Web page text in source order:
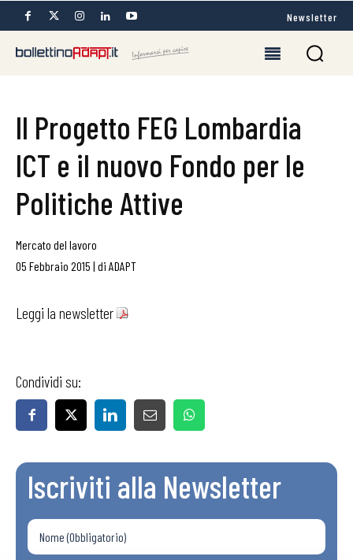
Newsletter
Il Progetto FEG Lombardia
ICT e il nuovo Fondo per le
Politiche Attive
Mercato del lavoro
05 Febbraio 2015 | di ADAPT
Leggi la newsletter
Condividi su:
Iscriviti alla Newsletter